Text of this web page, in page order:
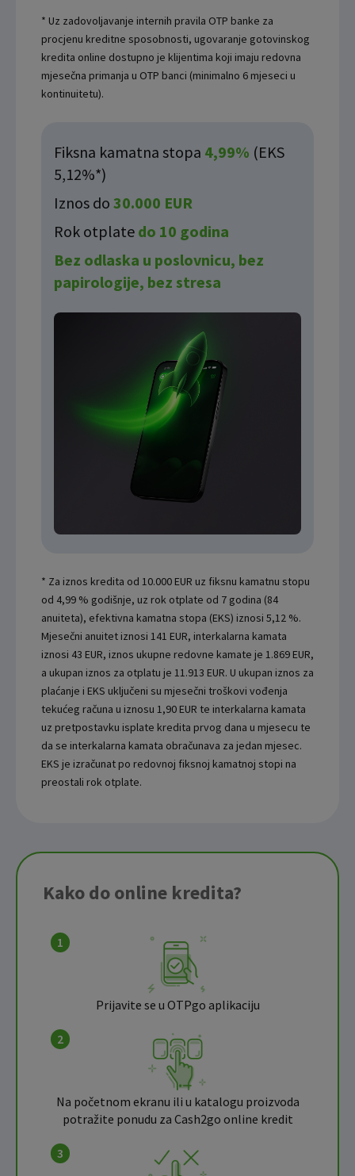
* Uz zadovoljavanje internih pravila OTP banke za
procjenu kreditne sposobnosti, ugovaranje gotovinskog
kredita online dostupno je klijentima koji imaju redovna
mjesečna primanja u OTP banci (minimalno 6 mjeseci u
kontinuitetu).
Fiksna kamatna stopa 4,99% (EKS
5,12%*)
Iznos do 30.000 EUR
Rok otplate do 10 godina
Bez odlaska u poslovnicu, bez
papirologije, bez stresa
* Za iznos kredita od 10.000 EUR uz fiksnu kamatnu stopu
od 4,99 % godišnje, uz rok otplate od 7 godina (84
anuiteta), efektivna kamatna stopa (EKS) iznosi 5,12 %.
Mjesečni anuitet iznosi 141 EUR, interkalarna kamata
iznosi 43 EUR, iznos ukupne redovne kamate je 1.869 EUR,
a ukupan iznos za otplatu je 11.913 EUR. U ukupan iznos za
plaćanje i EKS uključeni su mjesečni troškovi vođenja
tekućeg računa u iznosu 1,90 EUR te interkalarna kamata
uz pretpostavku isplate kredita prvog dana u mjesecu te
da se interkalarna kamata obračunava za jedan mjesec.
EKS je izračunat po redovnoj fiksnoj kamatnoj stopi na
preostali rok otplate.
Kako do online kredita?
1
Prijavite se u OTPgo aplikaciju
2
Na početnom ekranu ili u katalogu proizvoda
potražite ponudu za Cash2go online kredit
3